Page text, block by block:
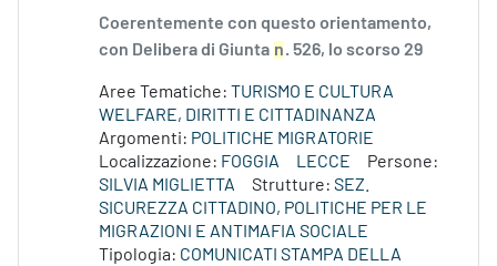
Coerentemente con questo orientamento,
con Delibera di Giunta n. 526, lo scorso 29
Aree Tematiche: TURISMO E CULTURA
WELFARE, DIRITTI E CITTADINANZA
Argomenti: POLITICHE MIGRATORIE
Localizzazione: FOGGIA LECCE
Persone:
SILVIA MIGLIETTA
Strutture: SEZ.
SICUREZZA CITTADINO, POLITICHE PER LE
MIGRAZIONI E ANTIMAFIA SOCIALE
Tipologia: COMUNICATI STAMPA DELLA